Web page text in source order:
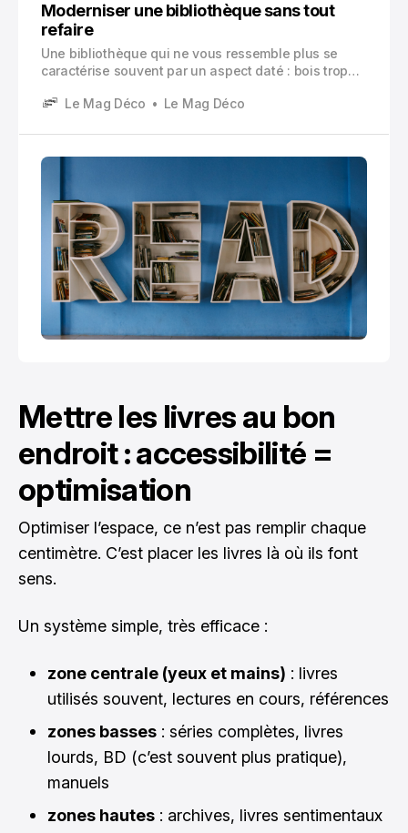
Moderniser une bibliothèque sans tout
refaire
Une bibliothèque qui ne vous ressemble plus se
caractérise souvent par un aspect daté : bois trop
voir un mur marqué, absence d’éclairage,
excessive d’objets.
Le Mag Déco Le Mag Déco
Mettre les livres au bon
endroit : accessibilité =
optimisation
Optimiser l’espace, ce n’est pas remplir chaque
centimètre. C’est placer les livres là où ils font
sens.
Un système simple, très efficace :
zone centrale (yeux et mains) : livres
utilisés souvent, lectures en cours, références
zones basses : séries complètes, livres
lourds, BD (c’est souvent plus pratique),
manuels
zones hautes : archives, livres sentimentaux